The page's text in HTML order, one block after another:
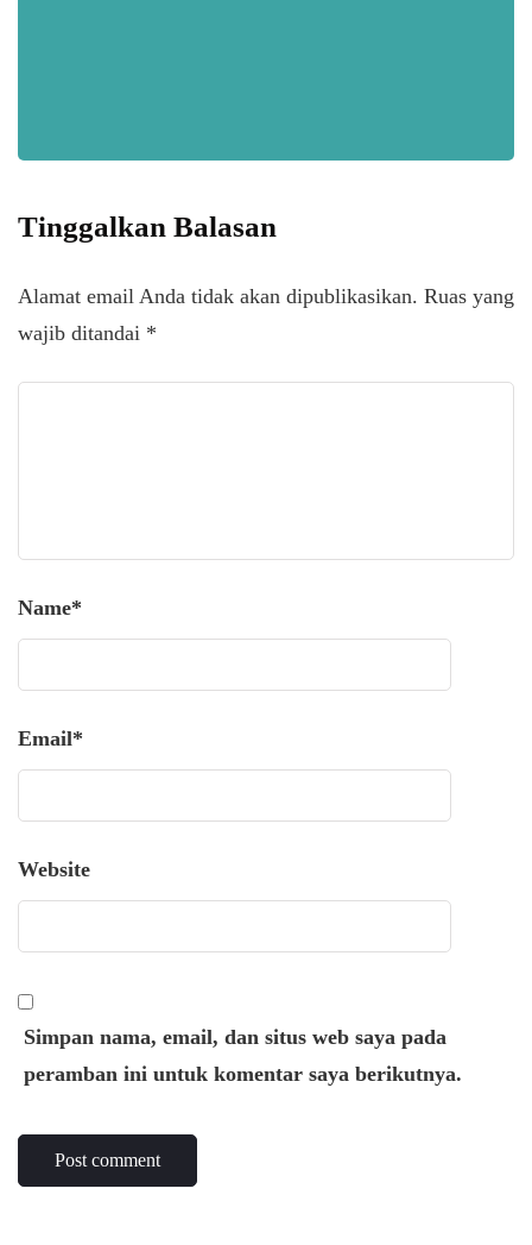
Tinggalkan Balasan
Alamat email Anda tidak akan dipublikasikan. Ruas yang
wajib ditandai *
Name*
Email*
Website
Simpan nama, email, dan situs web saya pada
peramban ini untuk komentar saya berikutnya.